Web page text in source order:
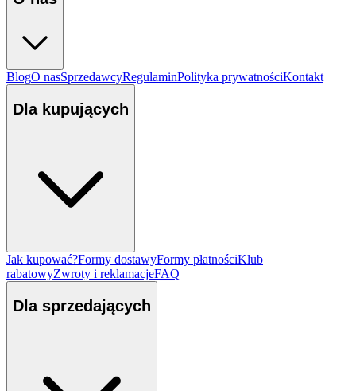
BlogO nasSprzedawcyRegulaminPolityka prywatnościKontakt
Dla kupujących
Jak kupować?Formy dostawyFormy płatnościKlub
rabatowyZwroty i reklamacjeFAQ
Dla sprzedających